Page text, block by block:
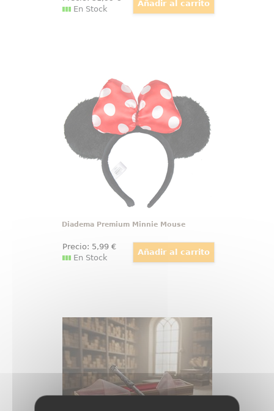
En Stock
Preciosa diadema premium de
Minnie Mouse, basada en la
popular ratona de la factoría
Disney. Esta preciosa diadema
está realizada en poliéster y tiene
un tamaño aproximado de 24,5 X
21,5 X 4 cm.
Diadema Premium Minnie Mouse
Precio: 5,99€
En Stock
Varita de Harry Potter Ollivander
Varita de Harry Potter original con
licencia oficial, diseñada para
convertir cualquier colección en
una pieza con presencia propia
desde el primer vistazo. Esta
réplica de Harry Potter a escala
1:1 reúne acabado cuidado